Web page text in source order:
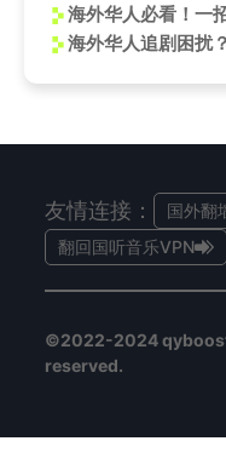
友情连接： 国外翻
翻回国听音乐VPN
©2022-2024
reserved.